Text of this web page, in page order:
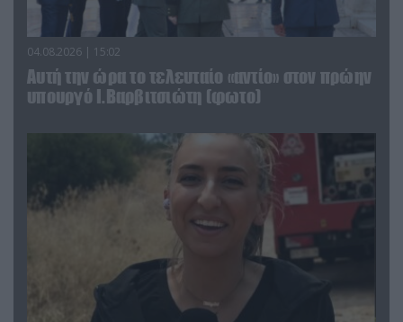
04.08.2026 | 15:02
Αυτή την ώρα το τελευταίο «αντίο» στον πρώην
υπουργό Ι.Βαρβιτσιώτη (φωτο)